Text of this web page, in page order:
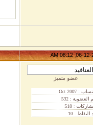
عضو متميز